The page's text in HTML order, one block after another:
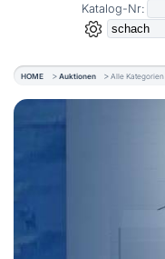
Katalog-Nr:
HOME Auktionen Alle Kategorien